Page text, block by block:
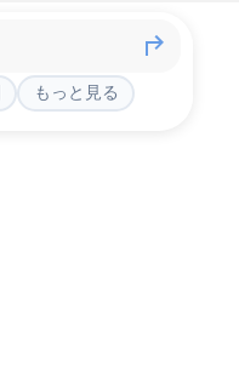
もっと見る